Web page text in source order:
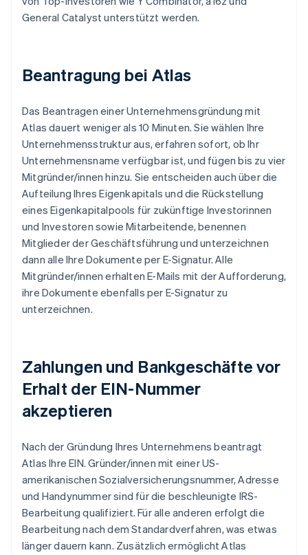
General Catalyst unterstützt werden.
Beantragung bei Atlas
Das Beantragen einer Unternehmensgründung mit
Atlas dauert weniger als 10 Minuten. Sie wählen Ihre
Unternehmensstruktur aus, erfahren sofort, ob Ihr
Unternehmensname verfügbar ist, und fügen bis zu vier
Mitgründer/innen hinzu. Sie entscheiden auch über die
Aufteilung Ihres Eigenkapitals und die Rückstellung
eines Eigenkapitalpools für zukünftige Investorinnen
und Investoren sowie Mitarbeitende, benennen
Mitglieder der Geschäftsführung und unterzeichnen
dann alle Ihre Dokumente per E-Signatur. Alle
Mitgründer/innen erhalten E-Mails mit der Aufforderung,
ihre Dokumente ebenfalls per E-Signatur zu
unterzeichnen.
Zahlungen und Bankgeschäfte vor
Erhalt der EIN-Nummer
akzeptieren
Nach der Gründung Ihres Unternehmens beantragt
Atlas Ihre EIN. Gründer/innen mit einer US-
amerikanischen Sozialversicherungsnummer, Adresse
und Handynummer sind für die beschleunigte IRS-
Bearbeitung qualifiziert. Für alle anderen erfolgt die
Bearbeitung nach dem Standardverfahren, was etwas
länger dauern kann. Zusätzlich ermöglicht Atlas